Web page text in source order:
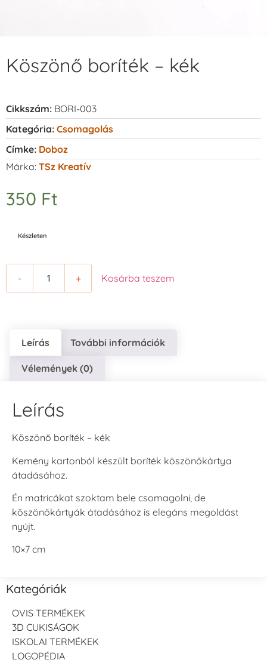
Köszönő boríték – kék
Cikkszám: BORI-003
Kategória: Csomagolás
Címke: Doboz
Márka: TSz Kreatív
350 Ft
Készleten
- + Kosárba teszem
Leírás További információk
Vélemények (0)
Leírás
Köszönő boríték – kék
Kemény kartonból készült boríték köszönőkártya
átadásához.
Én matricákat szoktam bele csomagolni, de
köszönőkártyák átadásához is elegáns megoldást
nyújt.
10×7 cm
Kategóriák
OVIS TERMÉKEK
3D CUKISÁGOK
ISKOLAI TERMÉKEK
LOGOPÉDIA